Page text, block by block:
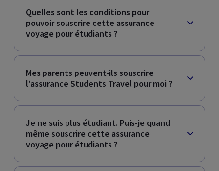
Quelles sont les conditions pour
pouvoir souscrire cette assurance
voyage pour étudiants ?
Mes parents peuvent-ils souscrire
l’assurance Students Travel pour moi ?
Je ne suis plus étudiant. Puis-je quand
même souscrire cette assurance
voyage pour étudiants ?